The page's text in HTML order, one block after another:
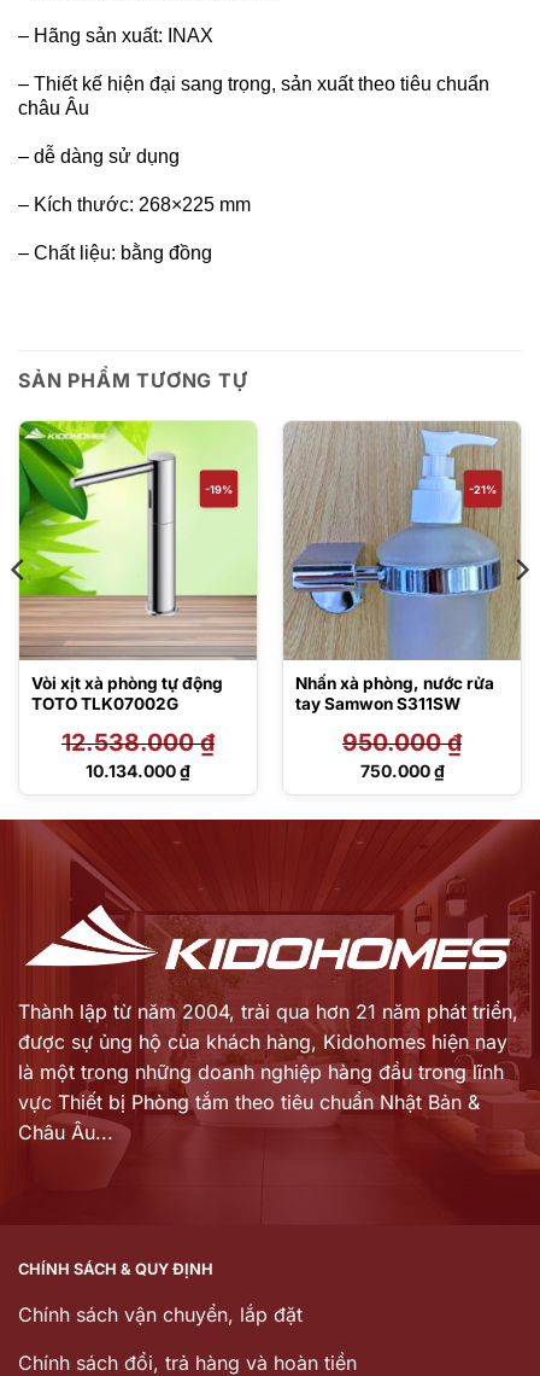
– Hãng sản xuất: INAX
– Thiết kế hiện đại sang trọng, sản xuất theo tiêu chuẩn
châu Âu
– dễ dàng sử dụng
– Kích thước: 268×225 mm
– Chất liệu: bằng đồng
SẢN PHẨM TƯƠNG TỰ
-19%
Vòi xịt xà phòng tự động
TOTO TLK07002G
12.538.000₫
Giá
10.134.000₫
Giá
-21%
Nhấn xà phòng, nước rửa
tay Samwon S311SW
950.000₫
Giá
750.000₫
Giá
750.000 ₫.
Thành lập từ năm 2004, trải qua hơn 21 năm phát triển,
được sự ủng hộ của khách hàng, Kidohomes hiện nay
là một trong những doanh nghiệp hàng đầu trong lĩnh
vực Thiết bị Phòng tắm theo tiêu chuẩn Nhật Bản &
Châu Âu...
CHÍNH SÁCH & QUY ĐỊNH
Chính sách vận chuyển, lắp đặt
Chính sách đổi, trả hàng và hoàn tiền